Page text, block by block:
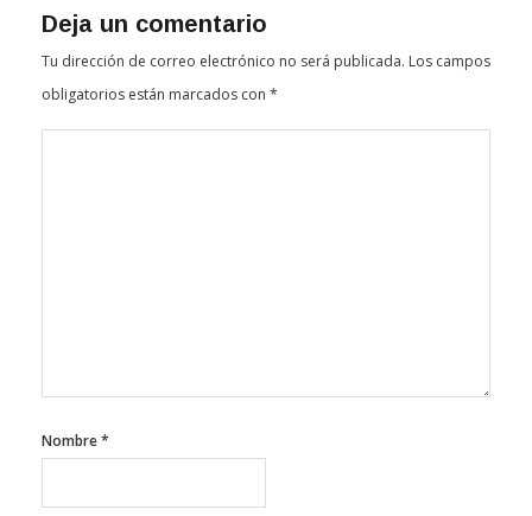
Deja un comentario
Tu dirección de correo electrónico no será publicada. Los campos
obligatorios están marcados con *
Nombre*